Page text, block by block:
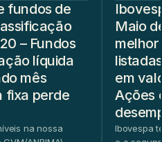
fundos de
– Fundos
líquida
mês
fixa perde
na nossa
Maio
melhor
em
Ações
Ibovespa